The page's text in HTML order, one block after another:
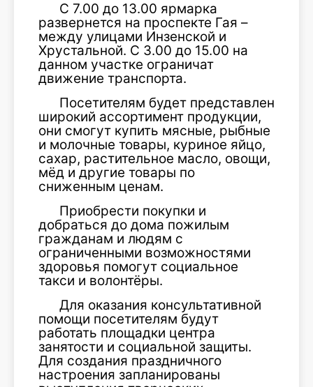
С 7.00 до 13.00 ярмарка
развернется на проспекте Гая –
между улицами Инзенской и
Хрустальной. С 3.00 до 15.00 на
данном участке ограничат
движение транспорта.
Посетителям будет представлен
широкий ассортимент продукции,
они смогут купить мясные, рыбные
и молочные товары, куриное яйцо,
сахар, растительное масло, овощи,
мёд и другие товары по
сниженным ценам.
Приобрести покупки и
добраться до дома пожилым
гражданам и людям с
ограниченными возможностями
здоровья помогут социальное
такси и волонтёры.
Для оказания консультативной
помощи посетителям будут
работать площадки центра
занятости и социальной защиты.
Для создания праздничного
настроения запланированы